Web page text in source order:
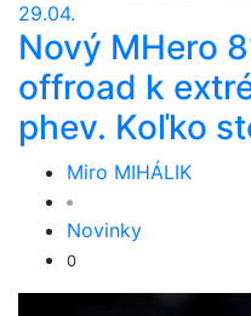
29.04.
Nový MHero
offroad k
phev. Koľko
Miro MIHÁLIK
Novinky
0